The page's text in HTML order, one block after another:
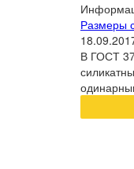
Размеры
В ГОСТ